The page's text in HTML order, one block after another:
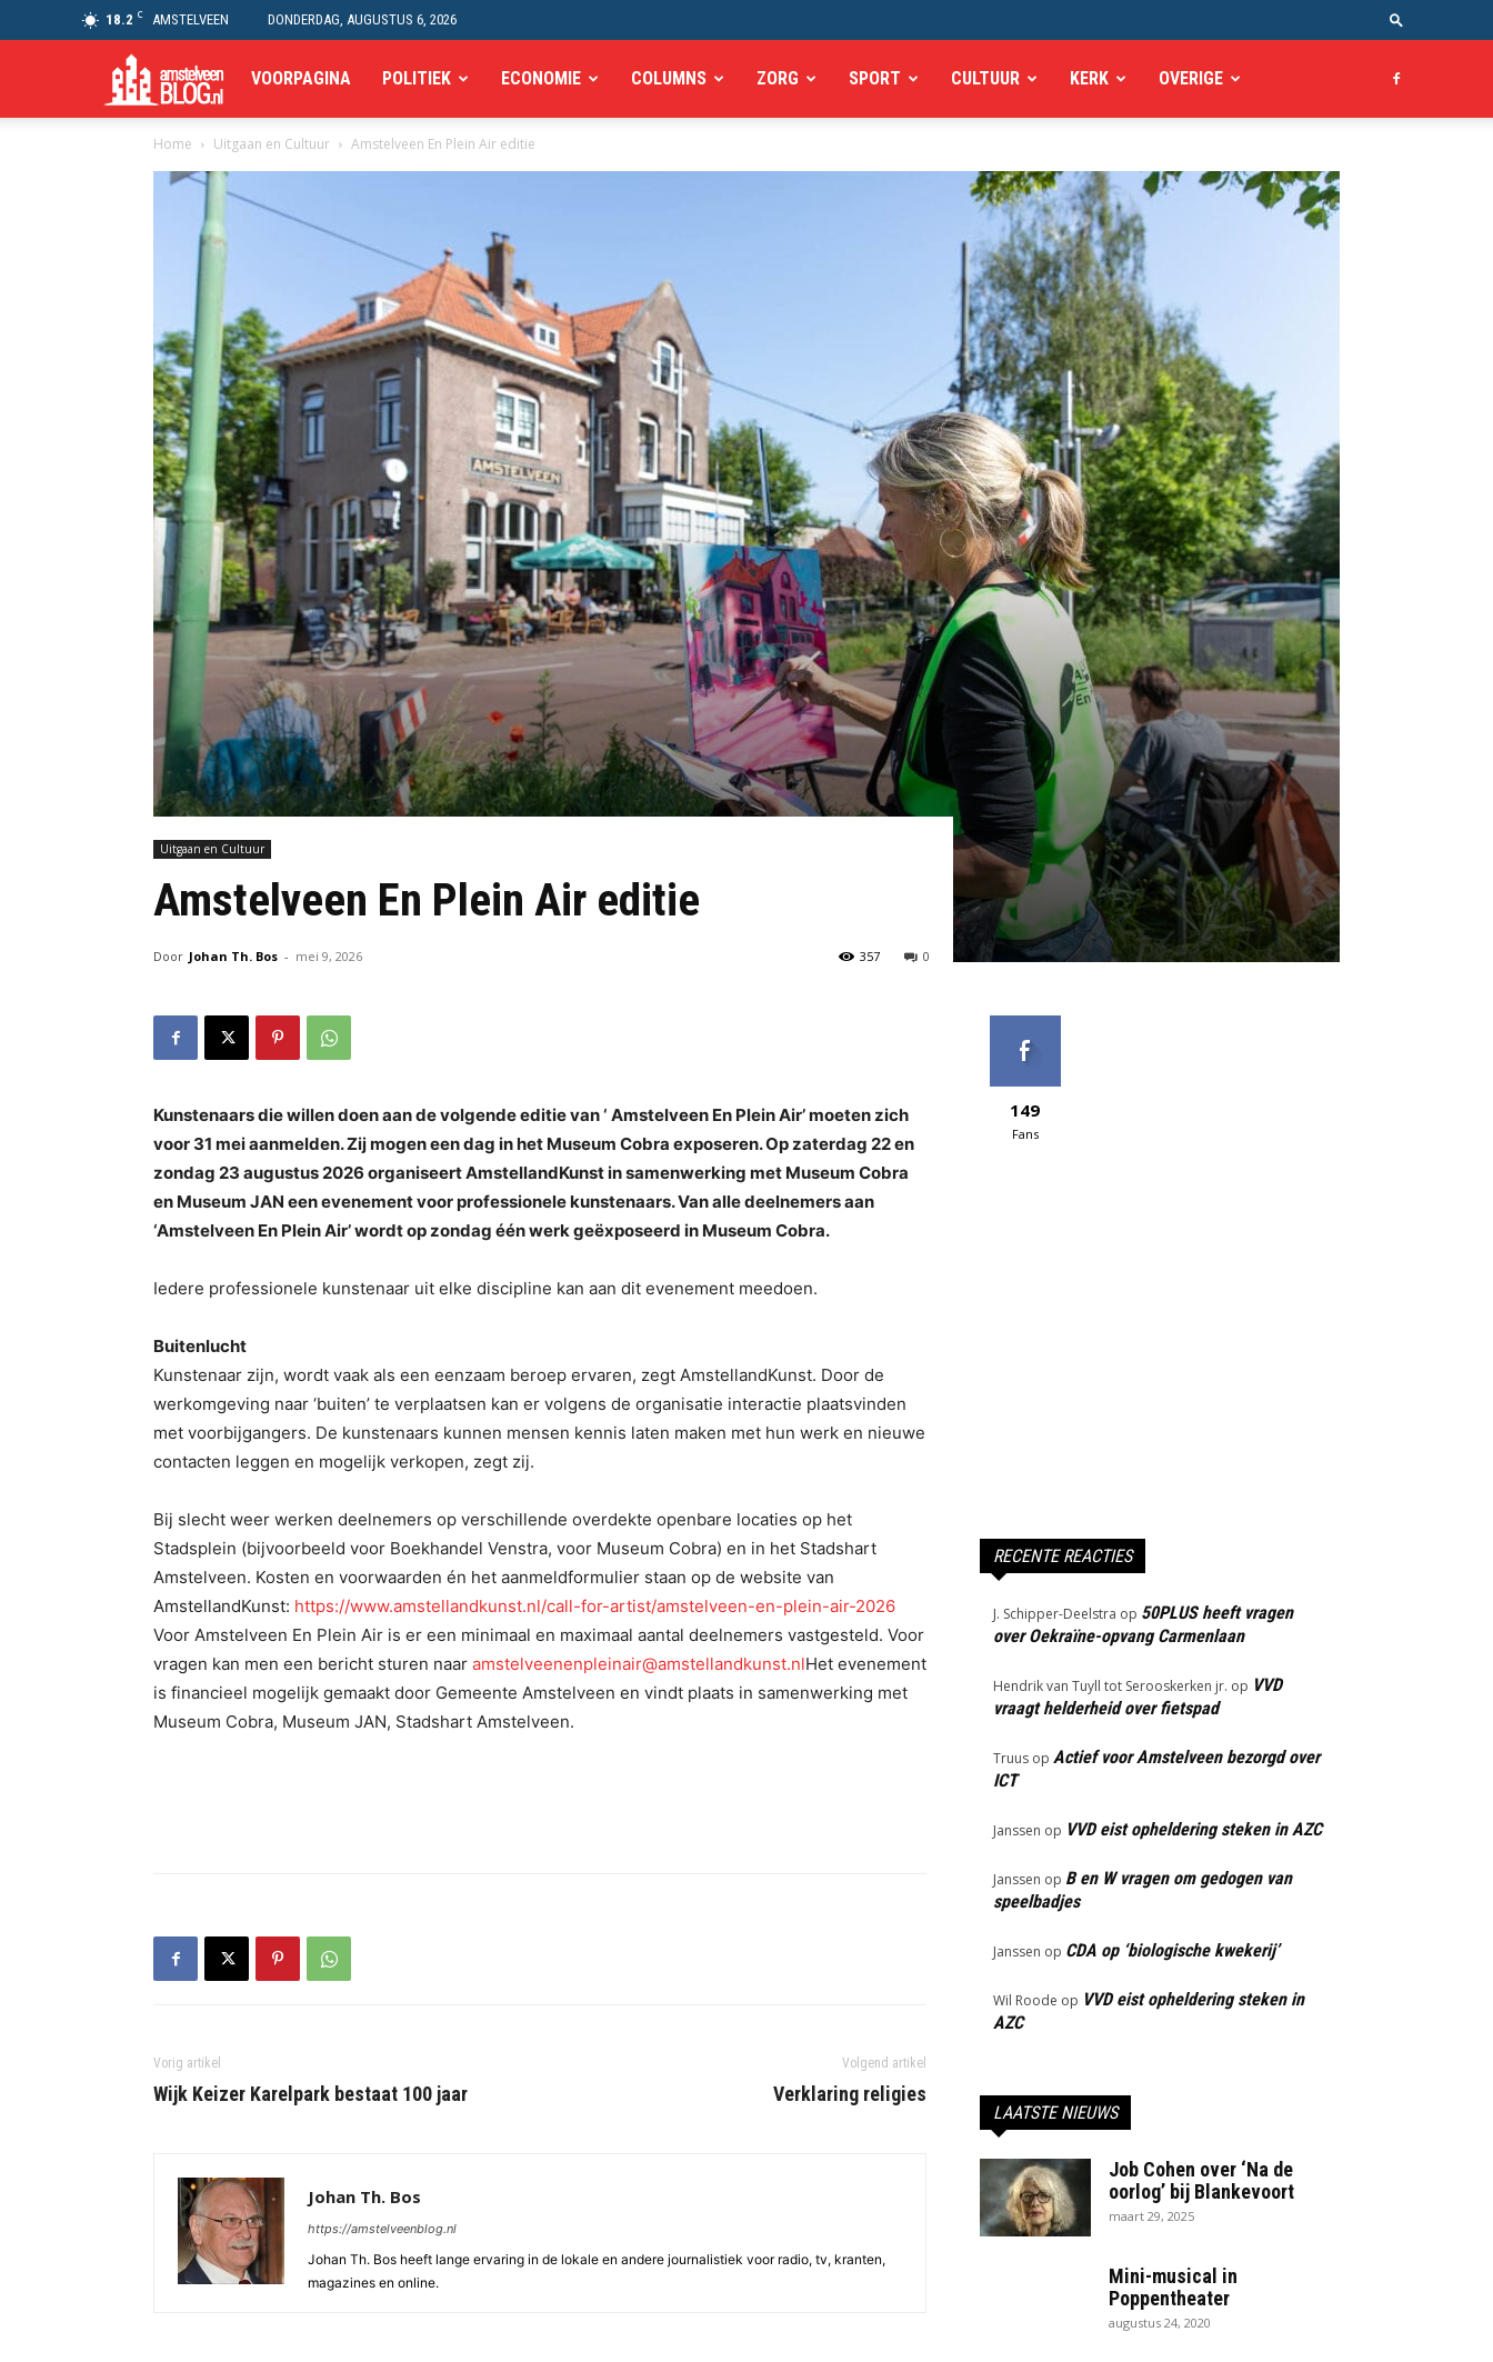
18.2 C AMSTELVEEN DONDERDAG, AUGUSTUS 6, 2026
Amstelveen
Blog
VOORPAGINA POLITIEK ECONOMIE COLUMNS ZORG SPORT CULTUUR KERK OVERIGE
Home Uitgaan en Cultuur Amstelveen En Plein Air editie
Uitgaan en Cultuur
Amstelveen En Plein Air editie
Door Johan Th. Bos - mei 9, 2026 0
357
Kunstenaars die willen doen aan de volgende editie van ‘ Amstelveen En Plein Air’ moeten zich
voor 31 mei aanmelden. Zij mogen een dag in het Museum Cobra exposeren. Op zaterdag 22 en
zondag 23 augustus 2026 organiseert AmstellandKunst in samenwerking met Museum Cobra
en Museum JAN een evenement voor professionele kunstenaars. Van alle deelnemers aan
‘Amstelveen En Plein Air’ wordt op zondag één werk geëxposeerd in Museum Cobra.
Iedere professionele kunstenaar uit elke discipline kan aan dit evenement meedoen.
Buitenlucht
Kunstenaar zijn, wordt vaak als een eenzaam beroep ervaren, zegt AmstellandKunst. Door de
werkomgeving naar ‘buiten’ te verplaatsen kan er volgens de organisatie interactie plaatsvinden
met voorbijgangers. De kunstenaars kunnen mensen kennis laten maken met hun werk en nieuwe
contacten leggen en mogelijk verkopen, zegt zij.
Bij slecht weer werken deelnemers op verschillende overdekte openbare locaties op het
Stadsplein (bijvoorbeeld voor Boekhandel Venstra, voor Museum Cobra) en in het Stadshart
Amstelveen. Kosten en voorwaarden én het aanmeldformulier staan op de website van
AmstellandKunst: https://www.amstellandkunst.nl/call-for-artist/amstelveen-en-plein-air-2026
Voor Amstelveen En Plein Air is er een minimaal en maximaal aantal deelnemers vastgesteld. Voor
vragen kan men een bericht sturen naar amstelveenenpleinair@amstellandkunst.nlHet evenement
is financieel mogelijk gemaakt door Gemeente Amstelveen en vindt plaats in samenwerking met
Museum Cobra, Museum JAN, Stadshart Amstelveen.
Vorig artikel
Wijk Keizer Karelpark bestaat 100 jaar
Volgend artikel
Verklaring religies
Johan Th. Bos
https://amstelveenblog.nl
Johan Th. Bos heeft lange ervaring in de lokale en andere journalistiek voor radio, tv, kranten,
magazines en online.
149
Fans
RECENTE REACTIES
J. Schipper-Deelstra op 50PLUS heeft vragen
over Oekraïne-opvang Carmenlaan
Hendrik van Tuyll tot Serooskerken jr. op VVD
vraagt helderheid over fietspad
Truus op Actief voor Amstelveen bezorgd over
ICT
Janssen op VVD eist opheldering steken in AZC
Janssen op B en W vragen om gedogen van
speelbadjes
Janssen op CDA op ‘biologische kwekerij’
Wil Roode op VVD eist opheldering steken in
AZC
LAATSTE NIEUWS
Job Cohen over ‘Na de
oorlog’ bij Blankevoort
maart 29, 2025
Mini-musical in
Poppentheater
augustus 24, 2020